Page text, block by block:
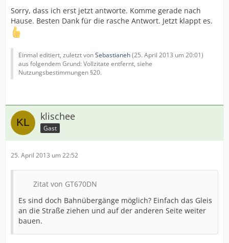
Sorry, dass ich erst jetzt antworte. Komme gerade nach
Hause. Besten Dank für die rasche Antwort. Jetzt klappt es.
Einmal editiert, zuletzt vonSebastianeh(25. April 2013 um 20:01)
aus folgendem Grund: Vollzitate entfernt, siehe
Nutzungsbestimmungen §20.
klischee
Gast
25. April 2013 um 22:52
Zitat von GT670DN
Es sind doch Bahnübergänge möglich? Einfach das Gleis
an die Straße ziehen und auf der anderen Seite weiter
bauen.